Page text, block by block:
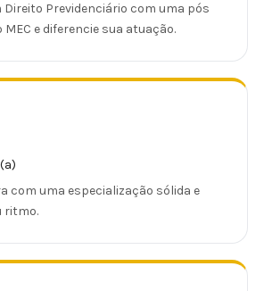
Direito Previdenciário com uma pós
e diferencie sua atuação.
com uma especialização sólida e
ritmo.